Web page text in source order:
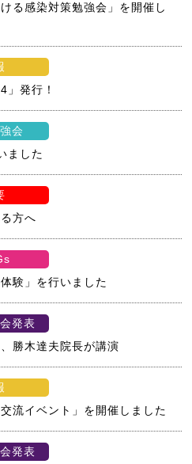
る感染対策勉強会」を開催し
発行！
会
ました
方へ
験」を行いました
発表
勝木達夫院長が講演
流イベント」を開催しました
発表